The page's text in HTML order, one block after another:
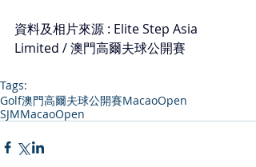
資料及相片來源 : Elite Step Asia
Limited / 澳門高爾夫球公開賽
Tags:
Golf澳門高爾夫球公開賽MacaoOpen
SJMMacaoOpen